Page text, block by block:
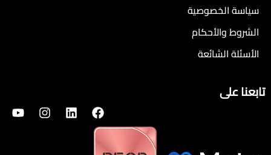
سياسة الخصوصية
الشروط والأحكام
الأسئلة الشائعة
تابعنا على